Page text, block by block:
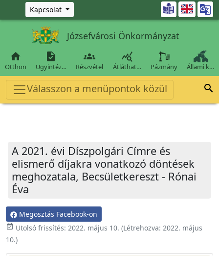
Ugrás a fő tartalomra
Kapcsolat 
Józsefvárosi Önkormányzat

Otthon

Ügyintéz…

Részvétel

Átláthat… Pázmány Állami k…
Válasszon a menüpontok közül 
A 2021. évi Díszpolgári Címre és
elismerő díjakra vonatkozó döntések
meghozatala, Becsületkereszt - Rónai
Éva
Megosztás Facebook-on
event_available Utolsó frissítés: 2022. május 10. (Létrehozva: 2022. május
10.)